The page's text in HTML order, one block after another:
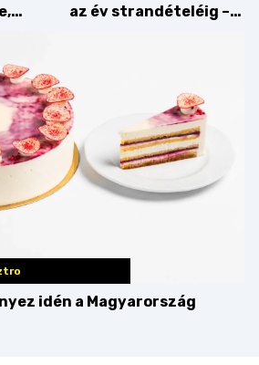
az év strandételéig –
idén a Magyarország